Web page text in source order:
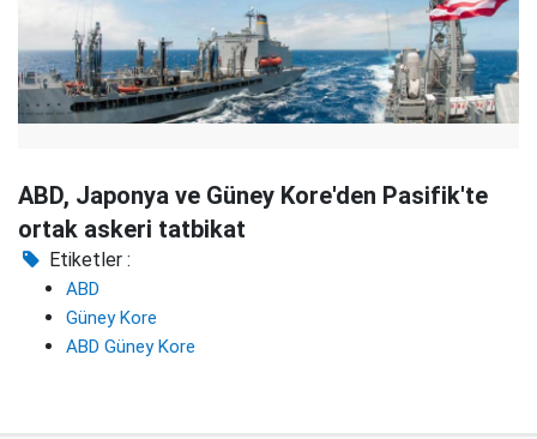
ABD, Japonya ve Güney Kore'den Pasifik'te
ortak askeri tatbikat
Etiketler :
ABD
Güney Kore
ABD Güney Kore